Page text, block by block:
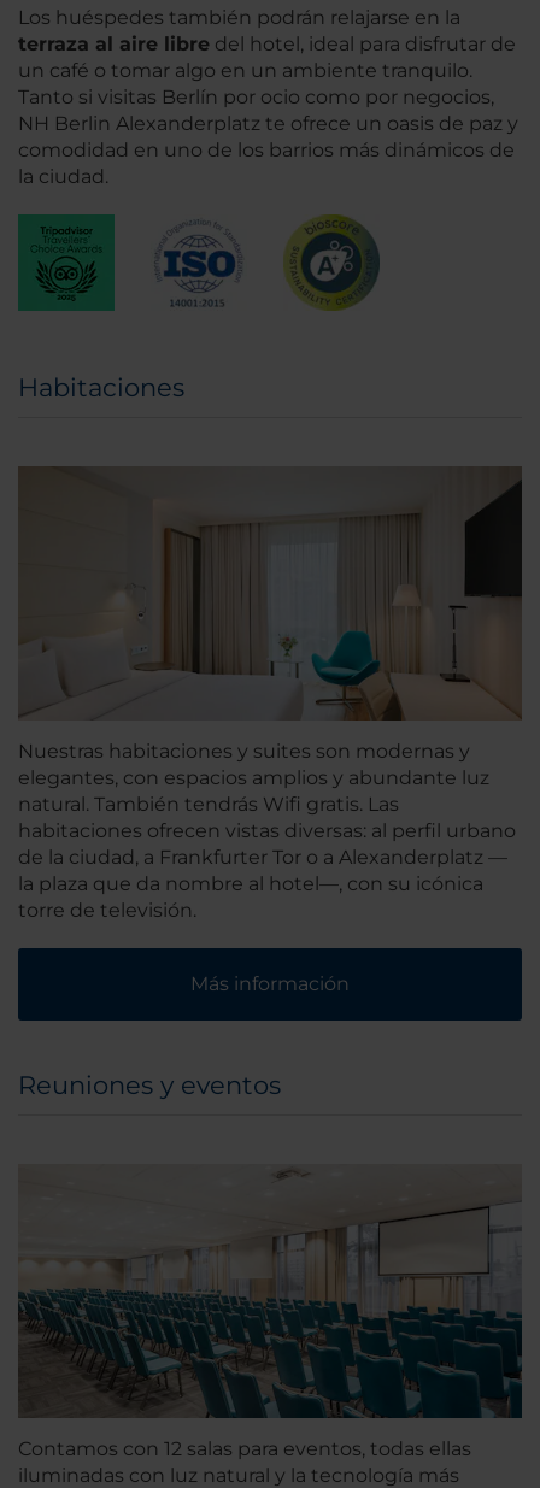
Los huéspedes también podrán relajarse en la
terraza al aire libre del hotel, ideal para disfrutar de
un café o tomar algo en un ambiente tranquilo.
Tanto si visitas Berlín por ocio como por negocios,
NH Berlin Alexanderplatz te ofrece un oasis de paz y
comodidad en uno de los barrios más dinámicos de
la ciudad.
Habitaciones
Nuestras habitaciones y suites son modernas y
elegantes, con espacios amplios y abundante luz
natural. También tendrás Wifi gratis. Las
habitaciones ofrecen vistas diversas: al perfil urbano
de la ciudad, a Frankfurter Tor o a Alexanderplatz —
la plaza que da nombre al hotel—, con su icónica
torre de televisión.
Más información
Reuniones y eventos
Contamos con 12 salas para eventos, todas ellas
iluminadas con luz natural y la tecnología más